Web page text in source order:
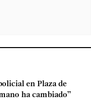
en Plaza de
ha cambiado”